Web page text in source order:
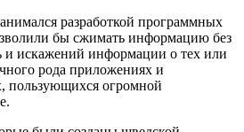
разработкой программных
бы сжимать информацию без
и искажений информации о тех или
рода приложениях и
пользующихся огромной